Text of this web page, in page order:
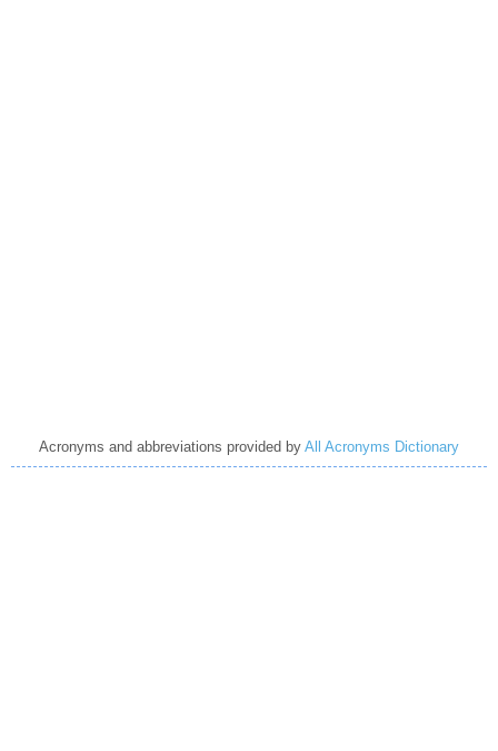
Acronyms and abbreviations provided by All Acronyms Dictionary